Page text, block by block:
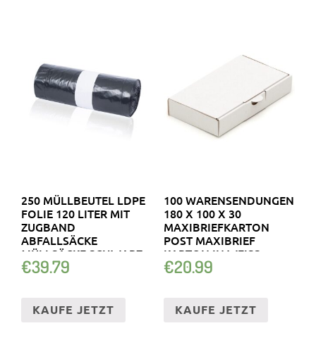
250 MÜLLBEUTEL LDPE
FOLIE 120 LITER MIT
ZUGBAND
ABFALLSÄCKE
MÜLLSÄCKE SCHWARZ
€39.79
KAUFE JETZT
100 WARENSENDUNGEN
180 X 100 X 30
MAXIBRIEFKARTON
POST MAXIBRIEF
KARTON IN WEISS
€20.99
KAUFE JETZT